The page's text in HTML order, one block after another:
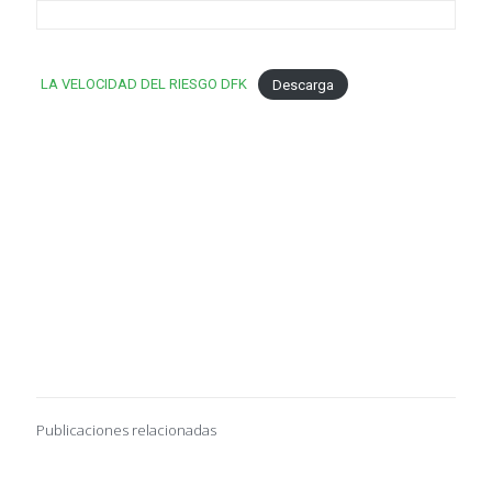
LA VELOCIDAD DEL RIESGO DFK Descarga
Publicaciones relacionadas